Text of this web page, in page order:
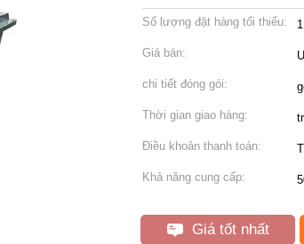
Số lượng đặt hàng tối thiểu:
Giá bán:
chi tiết đóng gói:
Thời gian giao hàng:
Điều khoản thanh toán:
Khả năng cung cấp:
Giá tốt nhất